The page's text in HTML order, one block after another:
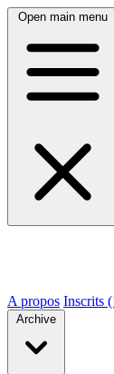
Open main menu
A propos Inscrits
Archive